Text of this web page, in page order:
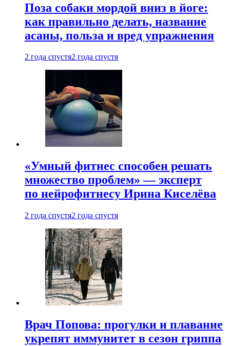
Поза собаки мордой вниз в йоге:
как правильно делать, название
асаны, польза и вред упражнения
2 года спустя2 года спустя
«Умный фитнес способен решать
множество проблем» — эксперт
по нейрофитнесу Ирина Киселёва
2 года спустя2 года спустя
Врач Попова: прогулки и плавание
укрепят иммунитет в сезон гриппа